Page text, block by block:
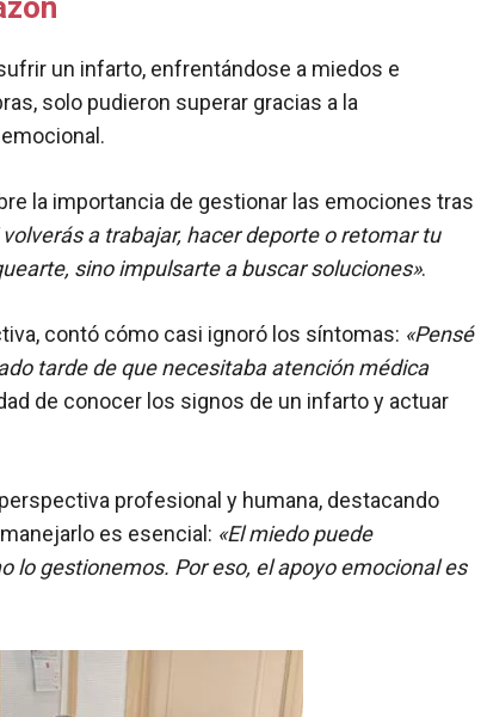
un infarto, enfrentándose a miedos e
solo pudieron superar gracias a la
la importancia de gestionar las emociones tras
a trabajar, hacer deporte o retomar tu
sino impulsarte a buscar soluciones».
contó cómo casi ignoró los síntomas: «Pensé
tarde de que necesitaba atención médica
de conocer los signos de un infarto y actuar
profesional y humana, destacando
es esencial: «El miedo puede
lo gestionemos. Por eso, el apoyo emocional es